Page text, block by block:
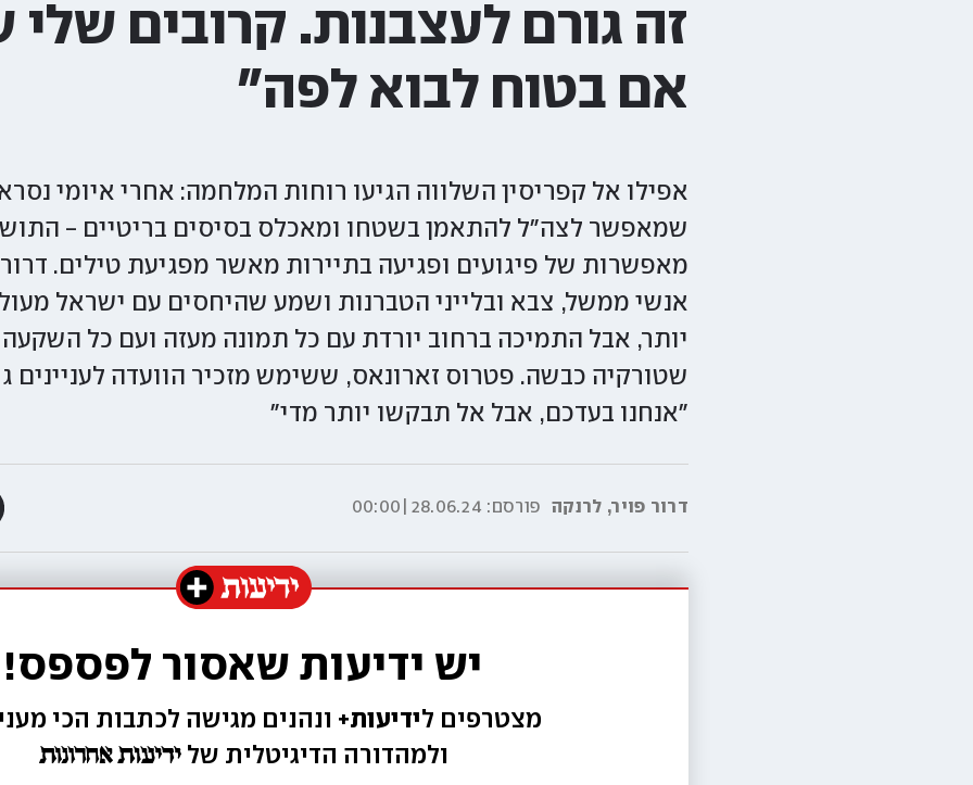
זה גורם לעצבנות. קרובים שלי
אם בטוח לבוא לפה"
אפילו אל קפריסין השלווה הגיעו רוחות המלחמה: אחרי איומי
שמאפשר לצה"ל להתאמן בשטחו ומאכלס בסיסים בריטיים -
מאפשרות של פיגועים ופגיעה בתיירות מאשר מפגיעת טילים.
אנשי ממשל, צבא ובלייני הטברנות ושמע שהיחסים עם ישראל
יותר, אבל התמיכה ברחוב יורדת עם כל תמונה מעזה ועם כל
שטורקיה כבשה. פטרוס זארונאס, ששימש מזכיר הוועדה לעניינים
"אנחנו בעדכם, אבל אל תבקשו יותר מדי"
דרור פויר, לרנקה פורסם: 28.06.24|00:00
יש ידיעות שאסור לפספס!
מצטרפים לידיעות+ ונהנים מגישה לכתבות הכי
ולמהדורה הדיגיטלית של